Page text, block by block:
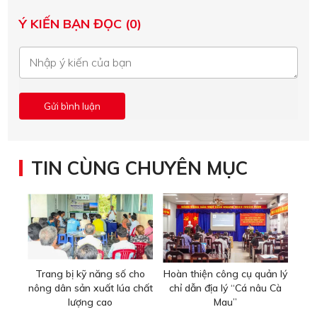
Ý KIẾN BẠN ĐỌC (0)
TIN CÙNG CHUYÊN MỤC
Trang bị kỹ năng số cho
nông dân sản xuất lúa chất
lượng cao
Hoàn thiện công cụ quản lý
chỉ dẫn địa lý “Cá nâu Cà
Mau”